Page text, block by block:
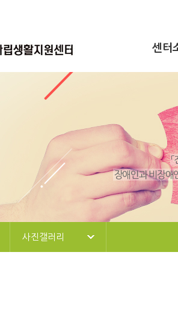
센터
장애인과 비장애
사진갤러리